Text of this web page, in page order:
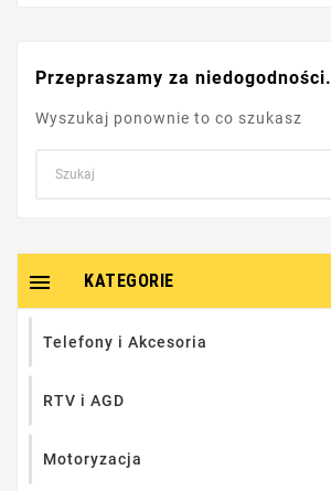
Przepraszamy za niedogodności.
Wyszukaj ponownie to co szukasz
KATEGORIE

Telefony i Akcesoria
RTV i AGD
Motoryzacja